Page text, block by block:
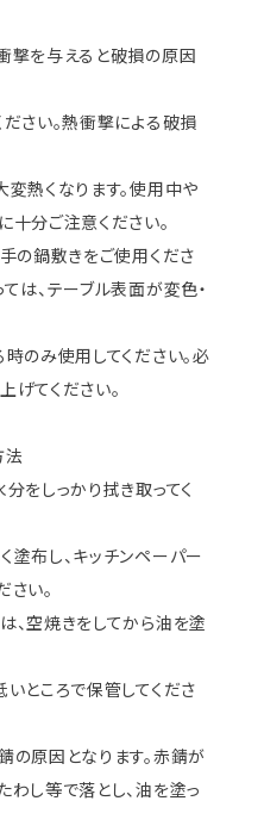
撃を与えると破損の原因
さい。熱衝撃による破損
熱くなります。使用中や
分ご注意ください。
の鍋敷きをご使用くださ
は、テーブル表面が変色・
のみ使用してください。必
げてください。
法
をしっかり拭き取ってく
塗布し、キッチンペーパー
い。
、空焼きをしてから油を塗
ところで保管してくださ
の原因となります。赤錆が
し等で落とし、油を塗っ